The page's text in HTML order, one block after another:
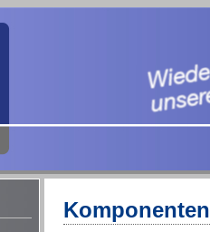
Komponenten